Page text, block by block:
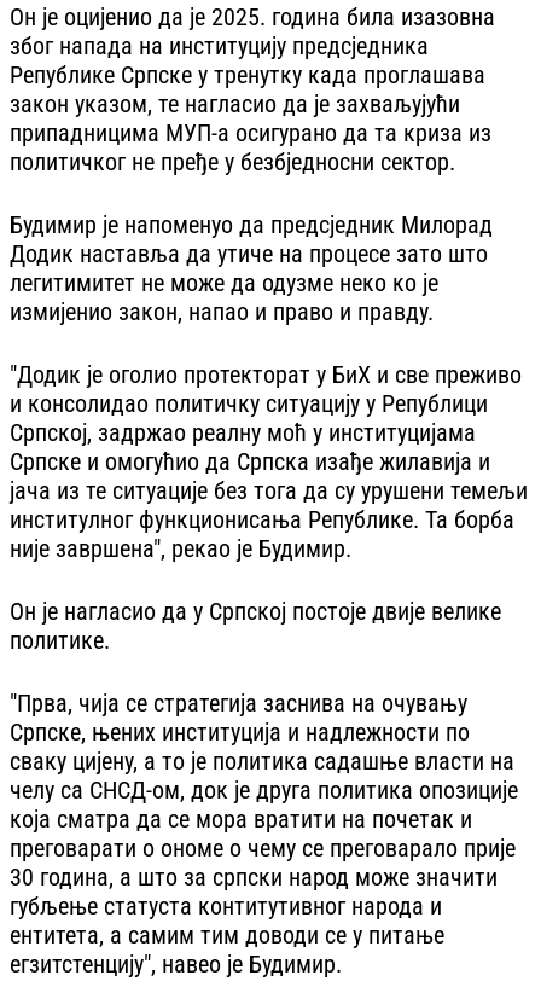
Он је оцијенио да је 2025. година била изазовна
због напада на институцију предсједника
Републике Српске у тренутку када проглашава
закон указом, те нагласио да је захваљујући
припадницима МУП-а осигурано да та криза из
политичког не пређе у безбједносни сектор.
Будимир је напоменуо да предсједник Милорад
Додик наставља да утиче на процесе зато што
легитимитет не може да одузме неко ко је
измијенио закон, напао и право и правду.
"Додик је оголио протекторат у БиХ и све преживо
и консолидао политичку ситуацију у Републици
Српској, задржао реалну моћ у институцијама
Српске и омогућио да Српска изађе жилавија и
јача из те ситуације без тога да су урушени темељи
институлног функционисања Републике. Та борба
није завршена", рекао је Будимир.
Он је нагласио да у Српској постоје двије велике
политике.
"Прва, чија се стратегија заснива на очувању
Српске, њених институција и надлежности по
сваку цијену, а то је политика садашње власти на
челу са СНСД-ом, док је друга политика опозиције
која сматра да се мора вратити на почетак и
преговарати о ономе о чему се преговарало прије
30 година, а што за српски народ може значити
губљење статуста контитутивног народа и
ентитета, а самим тим доводи се у питање
егзитстенцију", навео је Будимир.